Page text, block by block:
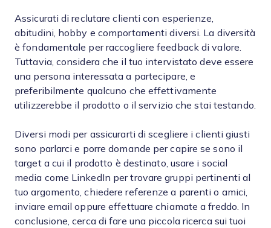
Assicurati di reclutare clienti con esperienze,
abitudini, hobby e comportamenti diversi. La diversità
è fondamentale per raccogliere feedback di valore.
Tuttavia, considera che il tuo intervistato deve essere
una persona interessata a partecipare, e
preferibilmente qualcuno che effettivamente
utilizzerebbe il prodotto o il servizio che stai testando.
Diversi modi per assicurarti di scegliere i clienti giusti
sono parlarci e porre domande per capire se sono il
target a cui il prodotto è destinato, usare i social
media come LinkedIn per trovare gruppi pertinenti al
tuo argomento, chiedere referenze a parenti o amici,
inviare email oppure effettuare chiamate a freddo. In
conclusione, cerca di fare una piccola ricerca sui tuoi